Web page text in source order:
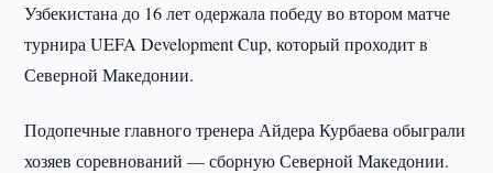
Узбекистана до 16 лет одержала победу во втором матче
турнира UEFA Development Cup, который проходит в
Северной Македонии.
Подопечные главного тренера Айдера Курбаева обыграли
хозяев соревнований — сборную Северной Македонии.